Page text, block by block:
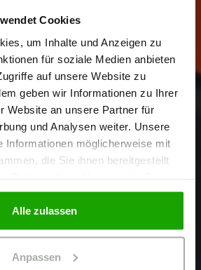
Cookies
um Inhalte und Anzeigen zu
für soziale Medien anbieten
auf unsere Website zu
geben wir Informationen zu Ihrer
Website an unsere Partner für
und Analysen weiter. Unsere
Informationen möglicherweise mit
die Sie ihnen bereitgestellt
Alle zulassen
Anpassen
Sind Sie
ich Gewerbetreibender bin. Alle
netto ausgewiesen.